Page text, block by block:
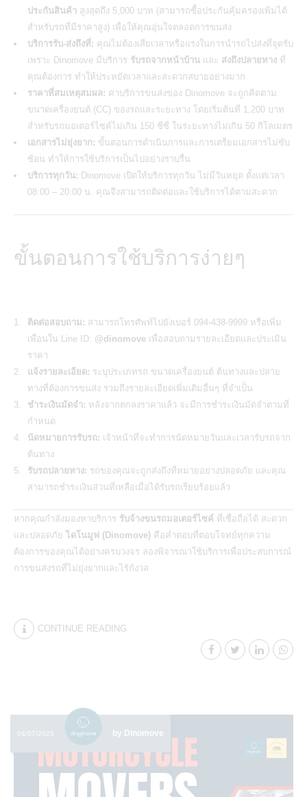
ประกันสินค้า สูงสุดถึง 5,000 บาท (สามารถซื้อประกันคุ้มครองเพิ่มได้
สำหรับรถที่มีราคาสูง) เพื่อให้คุณอุ่นใจตลอดการขนส่ง
บริการรับ-ส่งถึงที่: คุณไม่ต้องเสียเวลาหรือแรงในการนำรถไปส่งที่จุดรับ
เพราะ Dinomove มีบริการ รับรถจากหน้าบ้าน และ ส่งถึงปลายทาง ที่
คุณต้องการ ทำให้ประหยัดเวลาและสะดวกสบายอย่างมาก
ราคาที่สมเหตุสมผล: ค่าบริการขนส่งของ Dinomove จะถูกคิดตาม
ขนาดเครื่องยนต์ (CC) ของรถและระยะทาง โดยเริ่มต้นที่ 1,200 บาท
สำหรับรถมอเตอร์ไซค์ไม่เกิน 150 ซีซี ในระยะทางไม่เกิน 50 กิโลเมตร
เอกสารไม่ยุ่งยาก: ขั้นตอนการดำเนินการและการเตรียมเอกสารไม่ซับ
ซ้อน ทำให้การใช้บริการเป็นไปอย่างราบรื่น
บริการทุกวัน: Dinomove เปิดให้บริการทุกวัน ไม่มีวันหยุด ตั้งแต่เวลา
08:00 – 20:00 น. คุณจึงสามารถติดต่อและใช้บริการได้ตามสะดวก
ขั้นตอนการใช้บริการง่ายๆ
ติดต่อสอบถาม: สามารถโทรศัพท์ไปยังเบอร์ 094-438-9999 หรือเพิ่ม
เพื่อนใน Line ID: @dinomove เพื่อสอบถามรายละเอียดและประเมิน
ราคา
แจ้งรายละเอียด: ระบุประเภทรถ ขนาดเครื่องยนต์ ต้นทางและปลาย
ทางที่ต้องการขนส่ง รวมถึงรายละเอียดเพิ่มเติมอื่นๆ ที่จำเป็น
ชำระเงินมัดจำ: หลังจากตกลงราคาแล้ว จะมีการชำระเงินมัดจำตามที่
กำหนด
นัดหมายการรับรถ: เจ้าหน้าที่จะทำการนัดหมายวันและเวลารับรถจาก
ต้นทาง
รับรถปลายทาง: รถของคุณจะถูกส่งถึงที่หมายอย่างปลอดภัย และคุณ
สามารถชำระเงินส่วนที่เหลือเมื่อได้รับรถเรียบร้อยแล้ว
หากคุณกำลังมองหาบริการ รับจ้างขนรถมอเตอร์ไซค์ ที่เชื่อถือได้ สะดวก
และปลอดภัย ไดโนมูฟ (Dinomove) คือคำตอบที่ตอบโจทย์ทุกความ
ต้องการของคุณได้อย่างครบวงจร ลองพิจารณาใช้บริการเพื่อประสบการณ์
การขนส่งรถที่ไม่ยุ่งยากและไร้กังวล
CONTINUE READING
04/07/2025 by Dinomove